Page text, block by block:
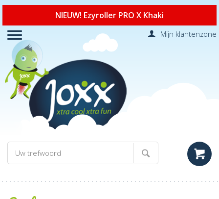
NIEUW! Ezyroller PRO X Khaki
Mijn klantenzone